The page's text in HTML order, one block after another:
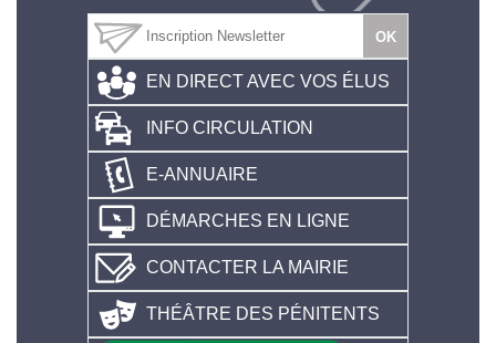
EN DIRECT AVEC VOS ÉLUS
INFO CIRCULATION
E-ANNUAIRE
DÉMARCHES EN LIGNE
CONTACTER LA MAIRIE
THÉÂTRE DES PÉNITENTS